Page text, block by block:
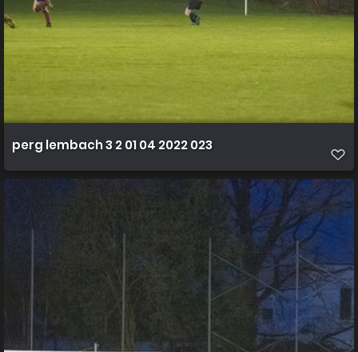
perg lembach 3 2 01 04 2022 023